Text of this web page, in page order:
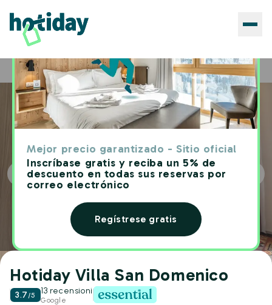
Mejor precio garantizado - Sitio oficial
Inscríbase gratis y reciba un 5% de
descuento en todas sus reservas por
correo electrónico
Regístrese gratis
Home Hoteles Hotiday Villa San Domenico
Hotiday Villa San Domenico
3.7 /5 13 recensioni
Google